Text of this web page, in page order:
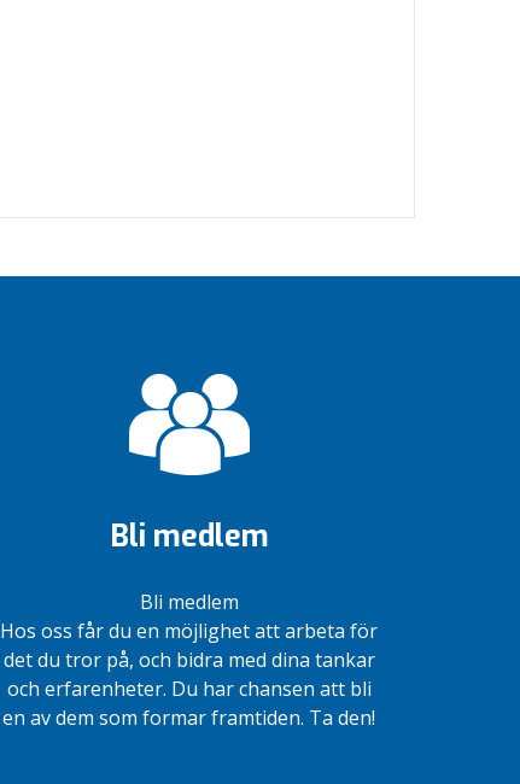
Bli medlem
Bli medlem
Hos oss får du en möjlighet att arbeta för
det du tror på, och bidra med dina tankar
och erfarenheter. Du har chansen att bli
en av dem som formar framtiden. Ta den!